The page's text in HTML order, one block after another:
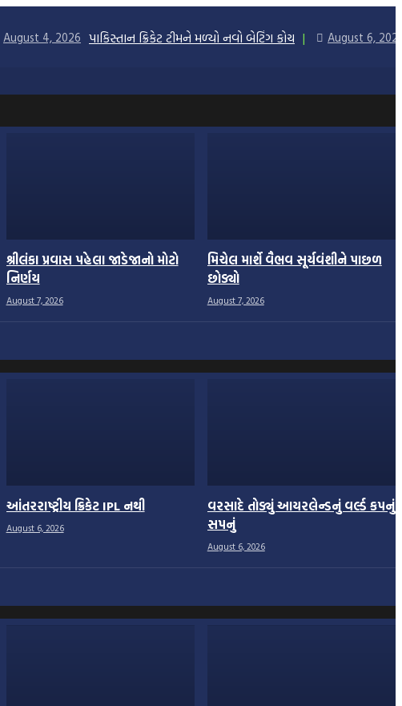
August 4, 2026 પાકિસ્તાન ક્રિકેટ ટીમને મળ્યો નવો બેટિંગ કોચ August 6,
શ્રીલંકા પ્રવાસ પહેલા જાડેજાનો મોટો
નિર્ણય
August 7, 2026
મિચેલ માર્શે વૈભવ સૂર્યવંશીને પાછળ
છોડ્યો
August 7, 2026
આંતરરાષ્ટ્રીય ક્રિકેટ IPL નથી
August 6, 2026
વરસાદે તોડ્યું આયરલેન્ડનું વર્લ્ડ કપનું
સપનું
August 6, 2026